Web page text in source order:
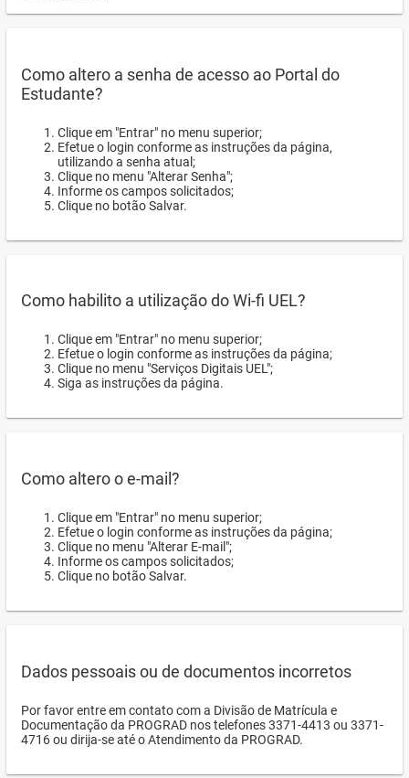
Como altero a senha de acesso ao Portal do
Estudante?
Clique em "Entrar" no menu superior;
Efetue o login conforme as instruções da página,
utilizando a senha atual;
Clique no menu "Alterar Senha";
Informe os campos solicitados;
Clique no botão Salvar.
Como habilito a utilização do Wi-fi UEL?
Clique em "Entrar" no menu superior;
Efetue o login conforme as instruções da página;
Clique no menu "Serviços Digitais UEL";
Siga as instruções da página.
Como altero o e-mail?
Clique em "Entrar" no menu superior;
Efetue o login conforme as instruções da página;
Clique no menu "Alterar E-mail";
Informe os campos solicitados;
Clique no botão Salvar.
Dados pessoais ou de documentos incorretos
Por favor entre em contato com a Divisão de Matrícula e
Documentação da PROGRAD nos telefones 3371-4413 ou 3371-
4716 ou dirija-se até o Atendimento da PROGRAD.